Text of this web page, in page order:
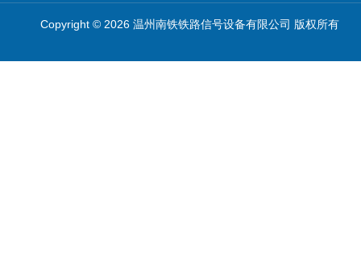
Copyright © 2026 温州南铁铁路信号设备有限公司 版权所有